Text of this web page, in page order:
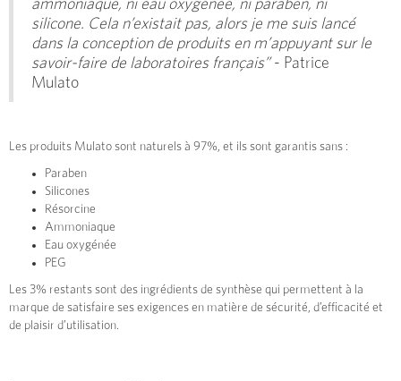
ammoniaque, ni eau oxygénée, ni paraben, ni
silicone. Cela n’existait pas, alors je me suis lancé
dans la conception de produits en m’appuyant sur le
savoir-faire de laboratoires français”- Patrice
Mulato
Les produits Mulato sont naturels à 97%, et ils sont garantis sans :
Paraben
Silicones
Résorcine
Ammoniaque
Eau oxygénée
PEG
Les 3% restants sont des ingrédients de synthèse qui permettent à la
marque de satisfaire ses exigences en matière de sécurité, d’efficacité et
de plaisir d’utilisation.